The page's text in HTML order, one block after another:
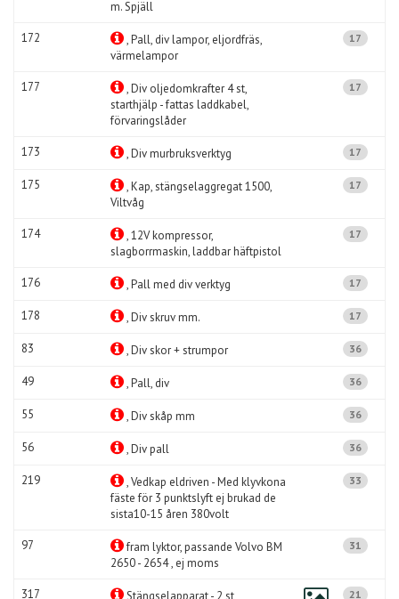
m. Spjäll
172
, Pall, div lampor, eljordfräs,
värmelampor
17
177
, Div oljedomkrafter 4 st,
starthjälp - fattas laddkabel,
förvaringslåder
17
173 , Div murbruksverktyg 17
175
, Kap, stängselaggregat 1500,
Viltvåg
17
174
, 12V kompressor,
slagborrmaskin, laddbar häftpistol
17
176 , Pall med div verktyg 17
178 , Div skruv mm. 17
83 , Div skor + strumpor 36
49 , Pall, div 36
55 , Div skåp mm 36
56 , Div pall 36
219
, Vedkap eldriven - Med klyvkona
fäste för 3 punktslyft ej brukad de
sista10-15 åren 380volt
33
97
fram lyktor, passande Volvo BM
2650 - 2654 , ej moms
31
317 Stängselapparat - 2 st 21